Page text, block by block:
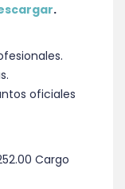
.
oficiales
Cargo